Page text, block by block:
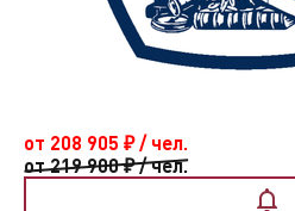
от 208 905 ₽/ чел.
от 219 900₽/ чел.